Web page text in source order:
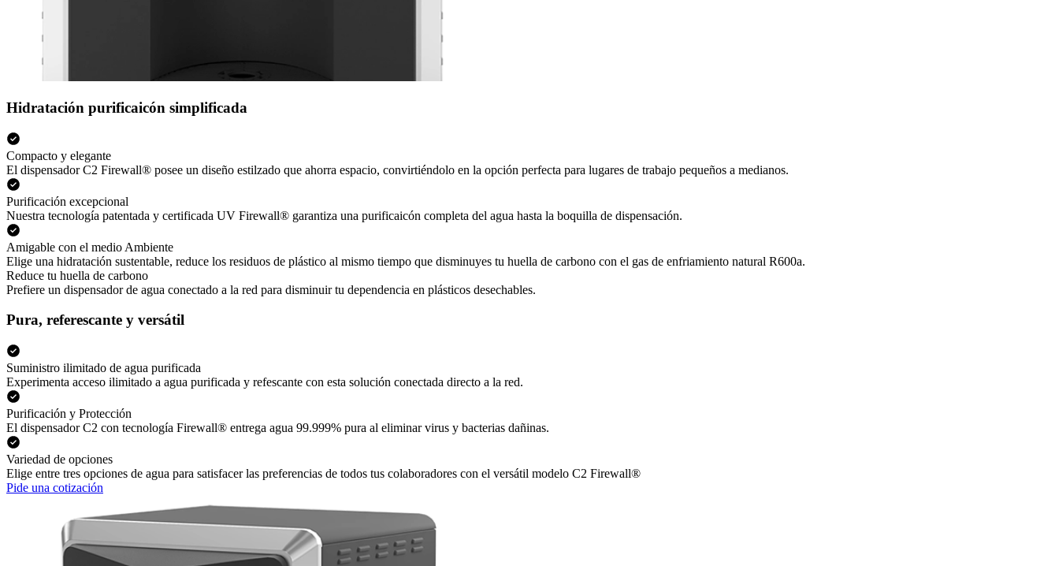
Hidratación purificaicón simplificada
Compacto y elegante
El dispensador C2 Firewall® posee un diseño estilzado que ahorra espacio, convirtiéndolo en la opción perfecta para lugares de trabajo pequeños a medianos.
Purificación excepcional
Nuestra tecnología patentada y certificada UV Firewall® garantiza una purificaicón completa del agua hasta la boquilla de dispensación.
Amigable con el medio Ambiente
Elige una hidratación sustentable, reduce los residuos de plástico al mismo tiempo que disminuyes tu huella de carbono con el gas de enfriamiento natural R600a.
Reduce tu huella de carbono
Prefiere un dispensador de agua conectado a la red para disminuir tu dependencia en plásticos desechables.
Pura, referescante y versátil
Suministro ilimitado de agua purificada
Experimenta acceso ilimitado a agua purificada y refescante con esta solución conectada directo a la red.
Purificación y Protección
El dispensador C2 con tecnología Firewall® entrega agua 99.999% pura al eliminar virus y bacterias dañinas.
Variedad de opciones
Elige entre tres opciones de agua para satisfacer las preferencias de todos tus colaboradores con el versátil modelo C2 Firewall®
Pide una cotización